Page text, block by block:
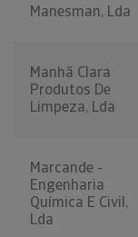
Manesman, Lda
Manhã Clara
Produtos De
Limpeza, Lda
Marcande -
Engenharia
Química E Civil,
Lda